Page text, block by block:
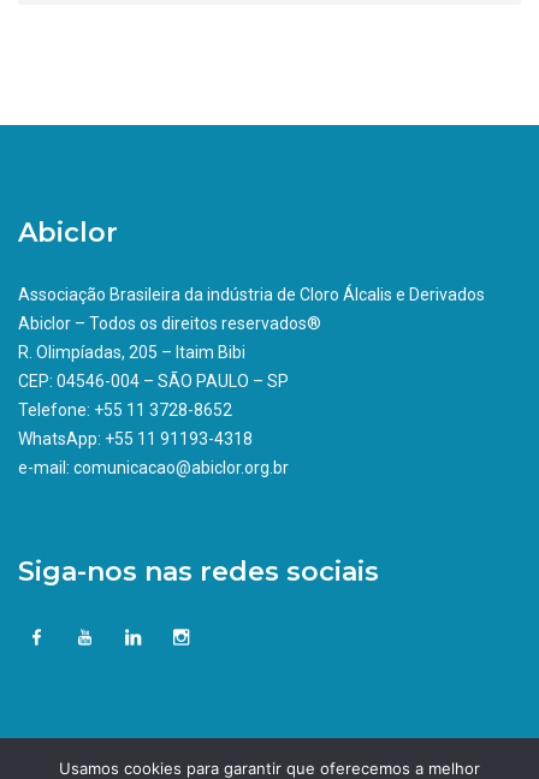
Abiclor
Associação Brasileira da indústria de Cloro Álcalis e Derivados
Abiclor – Todos os direitos reservados®
R. Olimpíadas, 205 – Itaim Bibi
CEP: 04546-004 – SÃO PAULO – SP
Telefone: +55 11 3728-8652
WhatsApp: +55 11 91193-4318
e-mail: comunicacao@abiclor.org.br
Siga-nos nas redes sociais
Usamos cookies para garantir que oferecemos a melhor